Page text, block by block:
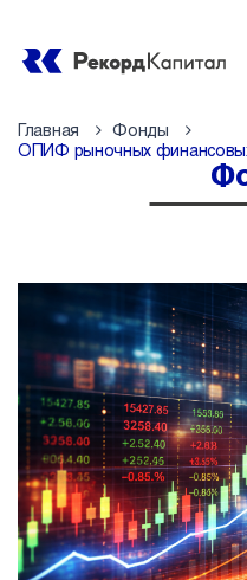
Главная
Фонды
ОПИФ рыночных